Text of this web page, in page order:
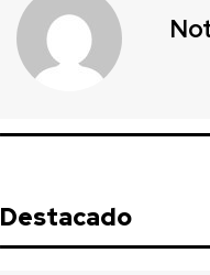
Destacado